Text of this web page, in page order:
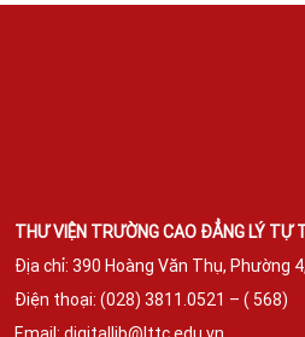
THƯ VIỆN TRƯỜNG CAO ĐẲNG LÝ TỰ
Địa chỉ: 390 Hoàng Văn Thụ, Phường
Điện thoại: (028) 3811.0521 – ( 568)